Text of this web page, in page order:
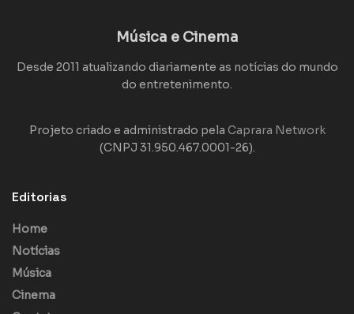
Música e Cinema
Desde 2011 atualizando diariamente as notícias do mundo
do entretenimento.
Projeto criado e administrado pela Caprara Network
(CNPJ 31.950.467.0001-26).
Editorias
Home
Notícias
Música
Cinema